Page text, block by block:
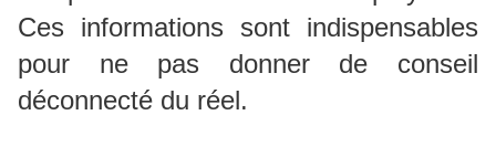
Ces informations sont indispensables
pour ne pas donner de conseil
déconnecté du réel.